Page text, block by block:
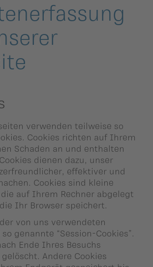
verwenden teilweise so
Cookies richten auf Ihrem
Schaden an und enthalten
dienen dazu, unser
effektiver und
Cookies sind kleine
auf Ihrem Rechner abgelegt
Ihr Browser speichert.
von uns verwendeten
genannte “Session-Cookies”.
Ende Ihres Besuchs
Andere Cookies